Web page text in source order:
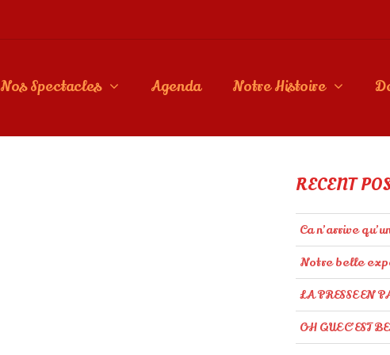
Nos Spectacles Agenda Notre Histoire
RECENT
Ca n’arrive
Notre belle
LA PRESSE EN
OH QUE C’EST